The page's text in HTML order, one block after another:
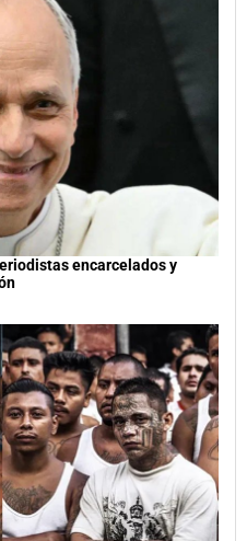
encarcelados y